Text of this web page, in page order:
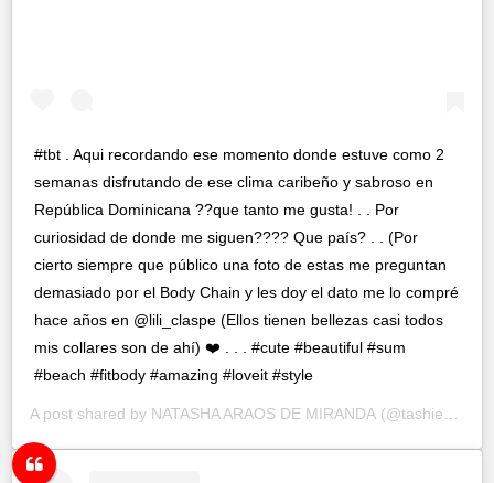
#tbt . Aqui recordando ese momento donde estuve como 2
semanas disfrutando de ese clima caribeño y sabroso en
República Dominicana ??que tanto me gusta! . . Por
curiosidad de donde me siguen???? Que país? . . (Por
cierto siempre que público una foto de estas me preguntan
demasiado por el Body Chain y les doy el dato me lo compré
hace años en @lili_claspe (Ellos tienen bellezas casi todos
mis collares son de ahí) ❤️ . . . #cute #beautiful #sum
#beach #fitbody #amazing #loveit #style
A post shared by NATASHA ARAOS DE MIRANDA (@tashie_net) on